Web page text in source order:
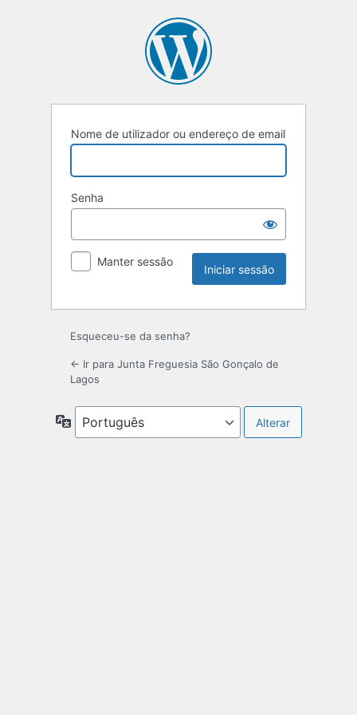
Nome de utilizador ou endereço de email
Senha
Manter sessão
Esqueceu-se da senha?
← Ir para Junta Freguesia São Gonçalo de
Lagos
Idioma